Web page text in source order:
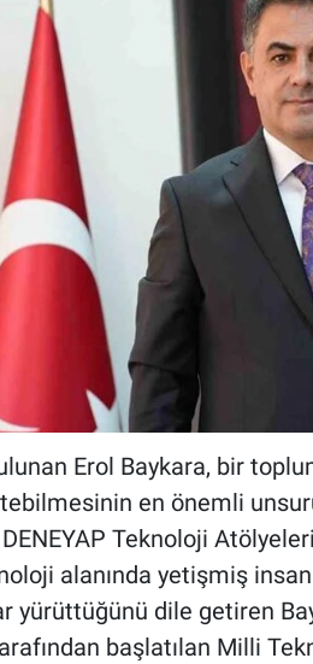
Erol Baykara, bir
en önemli
Teknoloji
alanında yetişmiş
yürüttüğünü dile getiren
başlatılan Milli